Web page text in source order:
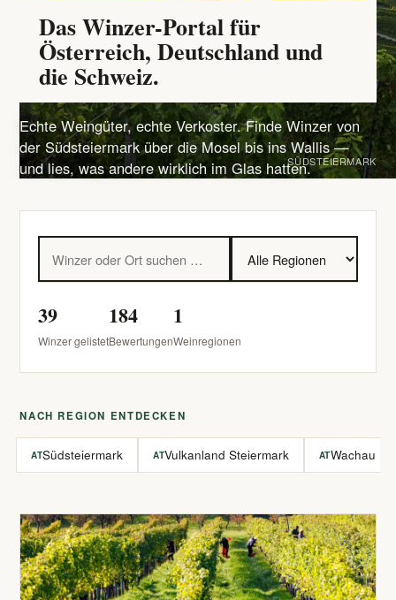
Das Winzer-Portal für
Österreich, Deutschland und
die Schweiz.
Echte Weingüter, echte Verkoster. Finde Winzer von
der Südsteiermark über die Mosel bis ins Wallis —
und lies, was andere wirklich im Glas hatten.SÜDSTEIERMARK
39
Winzer gelistet
184
Bewertungen
1
Weinregionen
NACH REGION ENTDECKEN
ATSüdsteiermark ATVulkanland Steiermark ATWachau